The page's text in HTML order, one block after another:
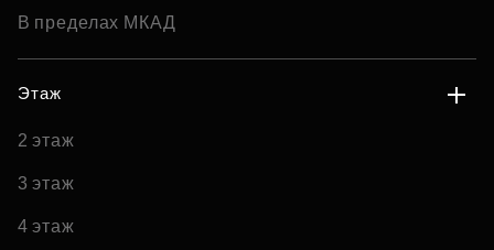
В пределах МКАД
Этаж
2 этаж
3 этаж
4 этаж